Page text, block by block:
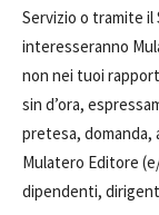
Servizio o tramite il
interesseranno
non nei tuoi
sin d’ora,
pretesa,
Mulatero Editore
dipendenti,